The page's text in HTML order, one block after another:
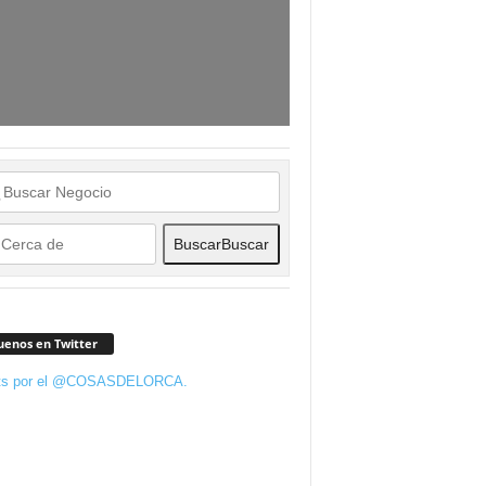
BuscarBuscar
en Twitter
por el @COSASDELORCA.